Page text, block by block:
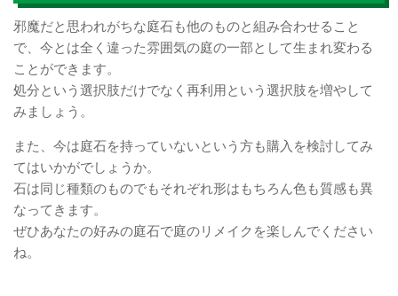
邪魔だと思われがちな庭石も他のものと組み合わせること
で、今とは全く違った雰囲気の庭の一部として生まれ変わる
ことができます。
処分という選択肢だけでなく再利用という選択肢を増やして
みましょう。
また、今は庭石を持っていないという方も購入を検討してみ
てはいかがでしょうか。
石は同じ種類のものでもそれぞれ形はもちろん色も質感も異
なってきます。
ぜひあなたの好みの庭石で庭のリメイクを楽しんでください
ね。